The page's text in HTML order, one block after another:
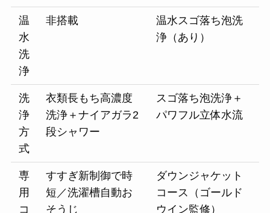
温
水
洗
浄
非搭載
温水スゴ落ち泡洗
浄（あり）
洗
浄
方
式
衣類長もち高濃度
洗浄＋ナイアガラ2
段シャワー
スゴ落ち泡洗浄＋
パワフル立体水流
専
用
コ
すすぎ新制御で時
短／洗濯槽自動お
そうじ
ダウンジャケット
コース（ゴールド
ウイン監修）